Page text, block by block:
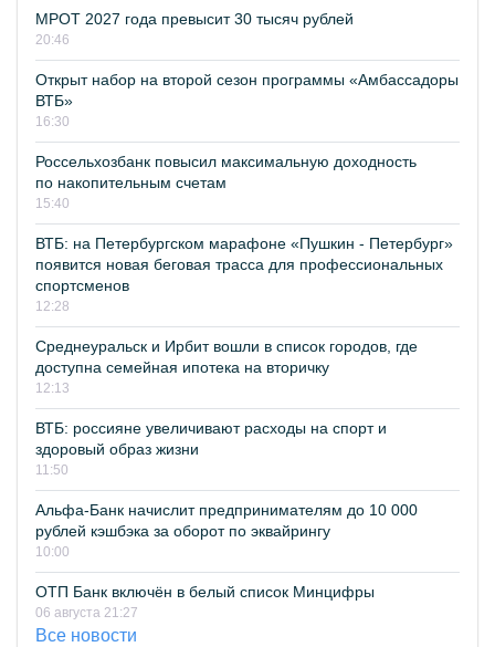
МРОТ 2027 года превысит 30 тысяч рублей
20:46
Открыт набор на второй сезон программы «Амбассадоры
ВТБ»
16:30
Россельхозбанк повысил максимальную доходность
по накопительным счетам
15:40
ВТБ: на Петербургском марафоне «Пушкин - Петербург»
появится новая беговая трасса для профессиональных
спортсменов
12:28
Среднеуральск и Ирбит вошли в список городов, где
доступна семейная ипотека на вторичку
12:13
ВТБ: россияне увеличивают расходы на спорт и
здоровый образ жизни
11:50
Альфа-Банк начислит предпринимателям до 10 000
рублей кэшбэка за оборот по эквайрингу
10:00
ОТП Банк включён в белый список Минцифры
06 августа 21:27
Все новости